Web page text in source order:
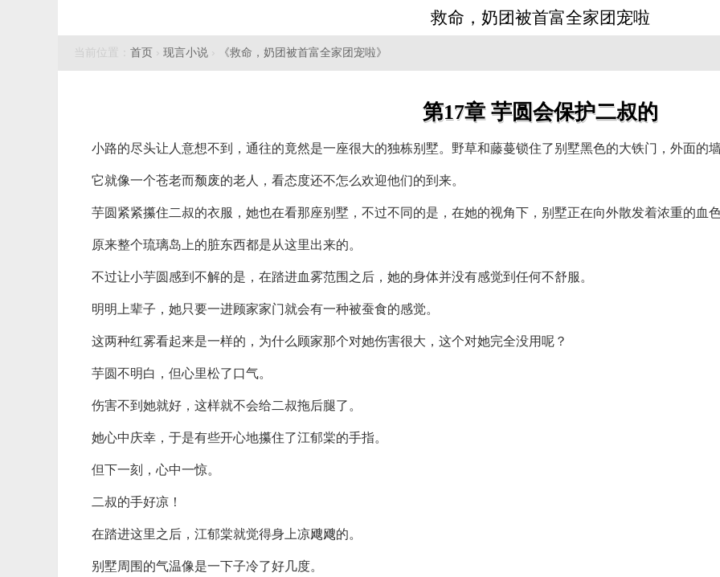
救命，奶团被首富全家团宠啦
当前位置： 首页 › 现言小说 › 《救命，奶团被首富全家团宠啦》
第17章 芋圆会保护二叔的
小路的尽头让人意想不到，通往的竟然是一座很大的独栋别墅。野草和藤蔓锁住了别墅黑色的大铁门，外面的
它就像一个苍老而颓废的老人，看态度还不怎么欢迎他们的到来。
芋圆紧紧攥住二叔的衣服，她也在看那座别墅，不过不同的是，在她的视角下，别墅正在向外散发着浓重的血
原来整个琉璃岛上的脏东西都是从这里出来的。
不过让小芋圆感到不解的是，在踏进血雾范围之后，她的身体并没有感觉到任何不舒服。
明明上辈子，她只要一进顾家家门就会有一种被蚕食的感觉。
这两种红雾看起来是一样的，为什么顾家那个对她伤害很大，这个对她完全没用呢？
芋圆不明白，但心里松了口气。
伤害不到她就好，这样就不会给二叔拖后腿了。
她心中庆幸，于是有些开心地攥住了江郁棠的手指。
但下一刻，心中一惊。
二叔的手好凉！
在踏进这里之后，江郁棠就觉得身上凉飕飕的。
别墅周围的气温像是一下子冷了好几度。